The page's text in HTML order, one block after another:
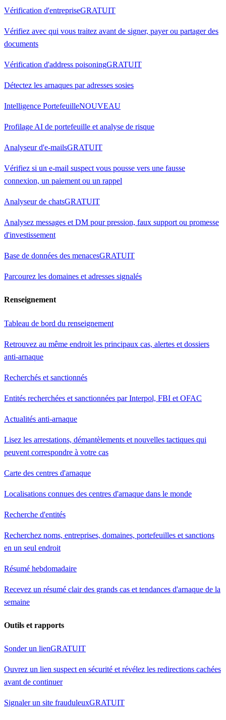
Vérification d'entrepriseGRATUIT
Vérifiez avec qui vous traitez avant de signer, payer ou partager des
documents
Vérification d'address poisoningGRATUIT
Détectez les arnaques par adresses sosies
Intelligence PortefeuilleNOUVEAU
Profilage AI de portefeuille et analyse de risque
Analyseur d'e-mailsGRATUIT
Vérifiez si un e-mail suspect vous pousse vers une fausse
connexion, un paiement ou un rappel
Analyseur de chatsGRATUIT
Analysez messages et DM pour pression, faux support ou promesse
d'investissement
Base de données des menacesGRATUIT
Parcourez les domaines et adresses signalés
Renseignement
Tableau de bord du renseignement
Retrouvez au même endroit les principaux cas, alertes et dossiers
anti-arnaque
Recherchés et sanctionnés
Entités recherchées et sanctionnées par Interpol, FBI et OFAC
Actualités anti-arnaque
Lisez les arrestations, démantèlements et nouvelles tactiques qui
peuvent correspondre à votre cas
Carte des centres d'arnaque
Localisations connues des centres d'arnaque dans le monde
Recherche d'entités
Recherchez noms, entreprises, domaines, portefeuilles et sanctions
en un seul endroit
Résumé hebdomadaire
Recevez un résumé clair des grands cas et tendances d'arnaque de la
semaine
Outils et rapports
Sonder un lienGRATUIT
Ouvrez un lien suspect en sécurité et révélez les redirections cachées
avant de continuer
Signaler un site frauduleuxGRATUIT